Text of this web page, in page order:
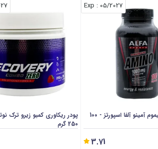
05/2027
: Exp
کپسول ماکسیموم آمینو آلفا اسپورتز - 100
3.71
پودر ریکاوری کمبو زیرو ترک
250 گرم